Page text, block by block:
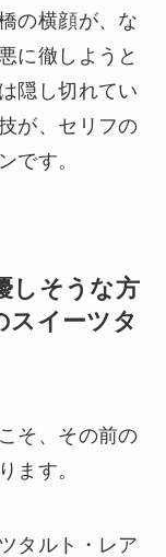
の横顔が、な
に徹しようと
隠し切れてい
が、セリフの
です。
しそうな方
イーツタ
そ、その前の
ます。
タルト・レア